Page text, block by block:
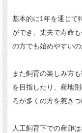
基本的に1年を通じて
ができ、丈夫で寿命
の方でも始めやすいの
また飼育の楽しみ方
を目指したり、産地
ろが多くの方を惹きつ
人工飼育下での産卵